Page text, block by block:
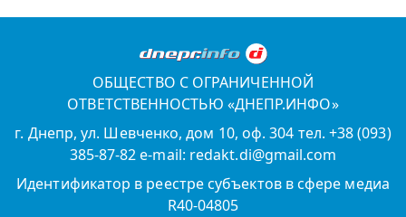
ОБЩЕСТВО С ОГРАНИЧЕННОЙ
ОТВЕТСТВЕННОСТЬЮ «ДНЕПР.ИНФО»
г. Днепр, ул. Шевченко, дом 10, оф. 304 тел. +38 (093)
385-87-82 e-mail: redakt.di@gmail.com
Идентификатор в реестре субъектов в сфере медиа
R40-04805